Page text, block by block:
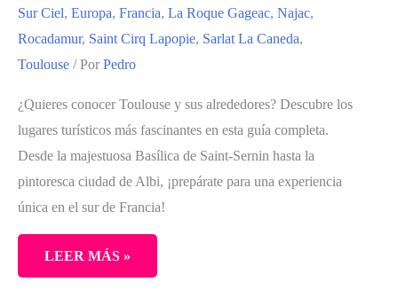
Sur Ciel, Europa, Francia, La Roque Gageac, Najac,
Rocadamur, Saint Cirq Lapopie, Sarlat La Caneda,
Toulouse / Por Pedro
¿Quieres conocer Toulouse y sus alrededores? Descubre los
lugares turísticos más fascinantes en esta guía completa.
Desde la majestuosa Basílica de Saint-Sernin hasta la
pintoresca ciudad de Albi, ¡prepárate para una experiencia
única en el sur de Francia!
LEER MÁS »